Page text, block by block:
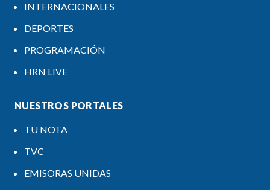
INTERNACIONALES
DEPORTES
PROGRAMACIÓN
HRN LIVE
NUESTROS PORTALES
TU NOTA
TVC
EMISORAS UNIDAS